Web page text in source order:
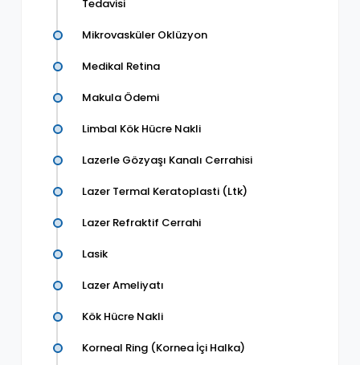
Tedavisi
Mikrovasküler Oklüzyon
Medikal Retina
Makula Ödemi
Limbal Kök Hücre Nakli
Lazerle Gözyaşı Kanalı Cerrahisi
Lazer Termal Keratoplasti (Ltk)
Lazer Refraktif Cerrahi
Lasik
Lazer Ameliyatı
Kök Hücre Nakli
Korneal Ring (Kornea İçi Halka)